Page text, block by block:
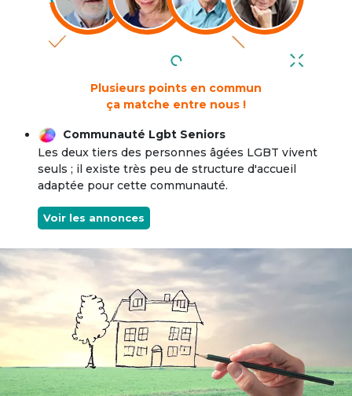
Plusieurs points en commun
ça matche entre nous !
Communauté Lgbt Seniors
Les deux tiers des personnes âgées LGBT vivent
seuls ; il existe très peu de structure d'accueil
adaptée pour cette communauté.
Voir les annonces